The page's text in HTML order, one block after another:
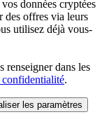
données cryptées
des offres via leurs
utilisez déjà vous-
renseigner dans les
.
les paramètres